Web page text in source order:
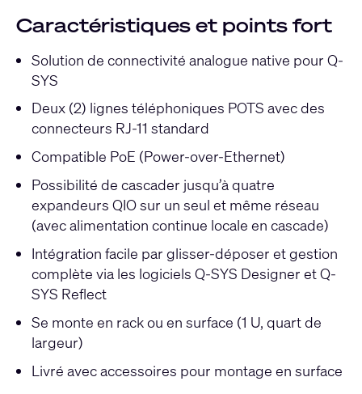
Caractéristiques et points fort
Solution de connectivité analogue native pour Q-
SYS
Deux (2) lignes téléphoniques POTS avec des
connecteurs RJ-11 standard
Compatible PoE (Power-over-Ethernet)
Possibilité de cascader jusqu’à quatre
expandeurs QIO sur un seul et même réseau
(avec alimentation continue locale en cascade)
Intégration facile par glisser-déposer et gestion
complète via les logiciels Q-SYS Designer et Q-
SYS Reflect
Se monte en rack ou en surface (1 U, quart de
largeur)
Livré avec accessoires pour montage en surface